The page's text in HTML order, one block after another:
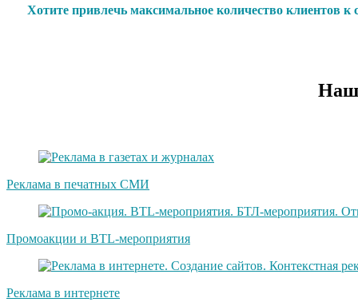
Хотите привлечь максимальное количество клиентов
Реклама в печатных СМИ
Промоакции и BTL-мероприятия
Реклама в интернете